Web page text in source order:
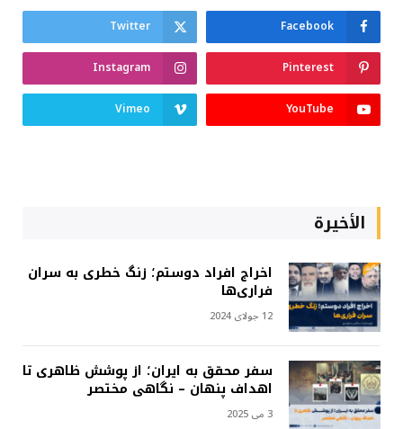
Facebook
Twitter
Pinterest
Instagram
YouTube
Vimeo
الأخيرة
اخراج افراد دوستم؛ زنگ خطری به سران
فراری‌ها
12 جولای 2024
سفر محقق به ایران؛ از پوشش ظاهری تا
اهداف پنهان – نگاهی مختصر
3 می 2025